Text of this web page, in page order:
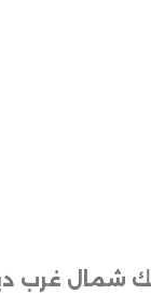
شمال غرب